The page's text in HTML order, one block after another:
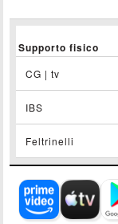
Supporto fisico
CG | tv
IBS
Feltrinelli